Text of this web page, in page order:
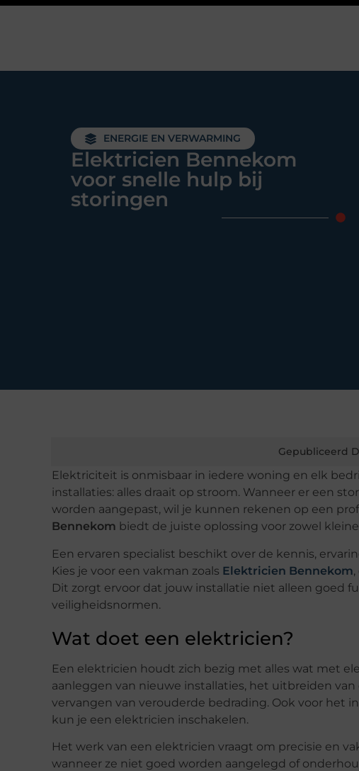
ENERGIE EN VERWARMING
Elektricien Bennekom
voor snelle hulp bij
storingen
Gepubliceerd
Elektriciteit is onmisbaar in iedere woning en elk
installaties: alles draait op stroom. Wanneer er een
worden aangepast, wil je kunnen rekenen op een
Bennekom biedt de juiste oplossing voor zowel
Een ervaren specialist beschikt over de kennis,
Kies je voor een vakman zoals Elektricien Bennekom
Dit zorgt ervoor dat jouw installatie niet alleen goed
veiligheidsnormen.
Wat doet een elektricien?
Een elektricien houdt zich bezig met alles wat met
aanleggen van nieuwe installaties, het uitbreiden
vervangen van verouderde bedrading. Ook voor het
kun je een elektricien inschakelen.
Het werk van een elektricien vraagt om precisie en
wanneer ze niet goed worden aangelegd of